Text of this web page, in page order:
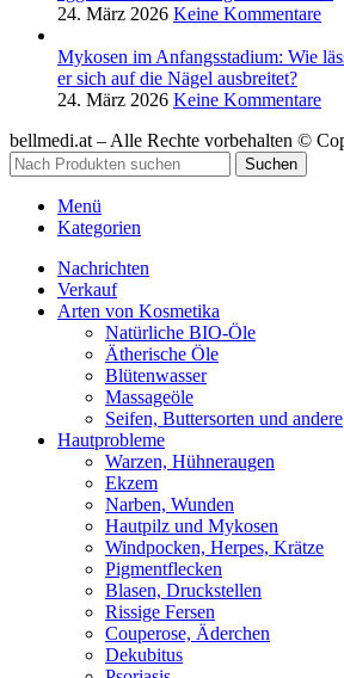
24. März 2026 Keine Kommentare
Mykosen im Anfangsstadium: Wie
er sich auf die Nägel ausbreitet?
24. März 2026 Keine Kommentare
bellmedi.at – Alle Rechte vorbehalten ©
Suchen
Menü
Kategorien
Nachrichten
Verkauf
Arten von Kosmetika
Natürliche BIO-Öle
Ätherische Öle
Blütenwasser
Massageöle
Seifen, Buttersorten und andere
Hautprobleme
Warzen, Hühneraugen
Ekzem
Narben, Wunden
Hautpilz und Mykosen
Windpocken, Herpes, Krätze
Pigmentflecken
Blasen, Druckstellen
Rissige Fersen
Couperose, Äderchen
Dekubitus